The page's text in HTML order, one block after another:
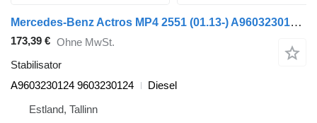
Mercedes-Benz Actros MP4 2551 (01.13-) A9603230124 Stabilisator für Mercedes-Benz Actros MP4 Antos Arocs (2012-) Sattelzugmaschine
173,39 € Ohne MwSt.
Stabilisator
A9603230124 9603230124
Diesel
Estland, Tallinn